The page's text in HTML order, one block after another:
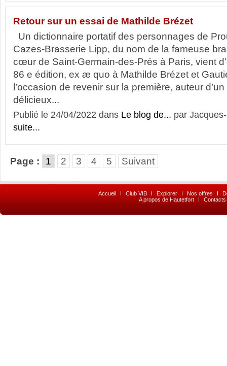
Retour sur un essai de Mathilde Brézet
Un dictionnaire portatif des personnages de
Cazes-Brasserie Lipp, du nom de la fameuse
cœur de Saint-Germain-des-Prés à Paris, vient
86 e édition, ex æ quo à Mathilde Brézet et
l’occasion de revenir sur la première, auteur
délicieux...
Publié le 24/04/2022 dans Le blog de... par
suite...
Page : 1 2 3 4 5 Suivant
Accueil I Club VIB I Explorer I Nos offres I
A propos de Hautetfort
I Contacts